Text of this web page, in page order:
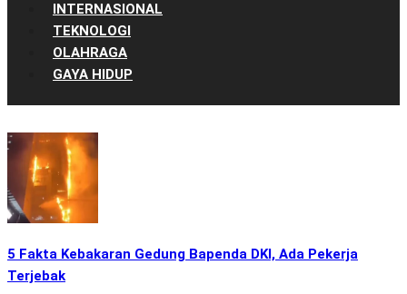
INTERNASIONAL
TEKNOLOGI
OLAHRAGA
GAYA HIDUP
5 Fakta Kebakaran Gedung Bapenda DKI, Ada Pekerja
Terjebak